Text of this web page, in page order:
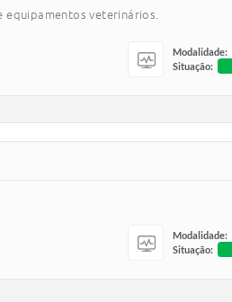
equipamentos veterinários.
Modalidade:
Situação:
Modalidade:
Situação: